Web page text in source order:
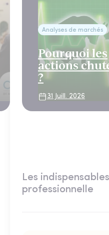
Analyses de marchés
Pourquoi les
actions
?
31 Juill. 2026
Les
professionnelle